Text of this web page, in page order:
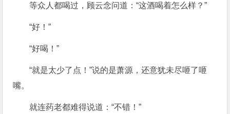
等众人都喝过，顾云念问道：“这酒喝着怎么样？”
“好！”
“好喝！”
“就是太少了点！”说的是萧源，还意犹未尽咂了咂
嘴。
就连药老都难得说道：“不错！”